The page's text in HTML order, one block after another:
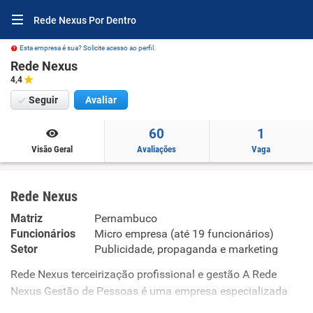
Rede Nexus Por Dentro
Esta empresa é sua? Solicite acesso ao perfil.
Rede Nexus
4,4
Seguir Avaliar
Visão Geral
60
Avaliações
1
Vaga
Rede Nexus
Matriz
Pernambuco
Funcionários
Micro empresa (até 19 funcionários)
Setor
Publicidade, propaganda e marketing
Rede Nexus terceirização profissional e gestão A Rede
Nexus Gestão de Pessoas é uma empresa especializada